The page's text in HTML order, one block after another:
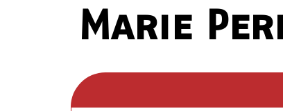
Marie